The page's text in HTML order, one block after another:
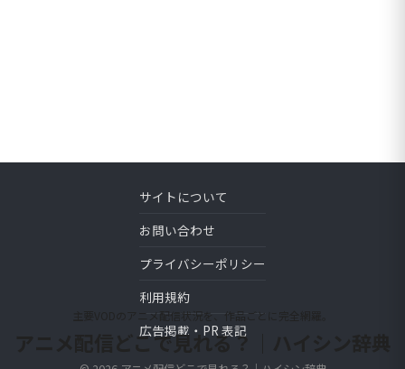
主要VODのアニメ配信状況を、作品ごとに完全網羅。
アニメ配信どこで見れる？｜ハイシン辞典
サイトについて
お問い合わせ
プライバシーポリシー
利用規約
広告掲載・PR 表記